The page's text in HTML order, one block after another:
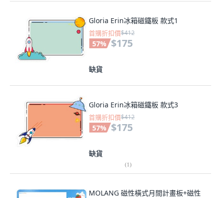
Gloria Erin冰箱磁鐵板 款式1
首購折扣價$412
57% $175
缺貨
Gloria Erin冰箱磁鐵板 款式3
首購折扣價$412
57% $175
缺貨
(1)
MOLANG 磁性橫式月間計畫板+磁性